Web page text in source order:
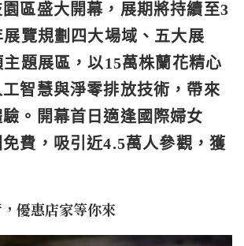
區盛大開幕，展期將持續至3
覽規劃四大場域、五大展
題展區，以15萬株蘭花精心
智慧與淨零排放技術，帶來
。開幕首日適逢國際婦女
費，吸引近4.5萬人參觀，獲
優惠店家等你來